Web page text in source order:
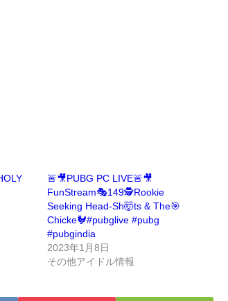
🚨🎥PUBG PC LIVE🚨🎥
FunStream🎭149🕵Rookie
Seeking Head-Sh🤯ts & The🎯
Chicke🐓#pubglive #pubg
#pubgindia
2023年1月8日
その他アイドル情報